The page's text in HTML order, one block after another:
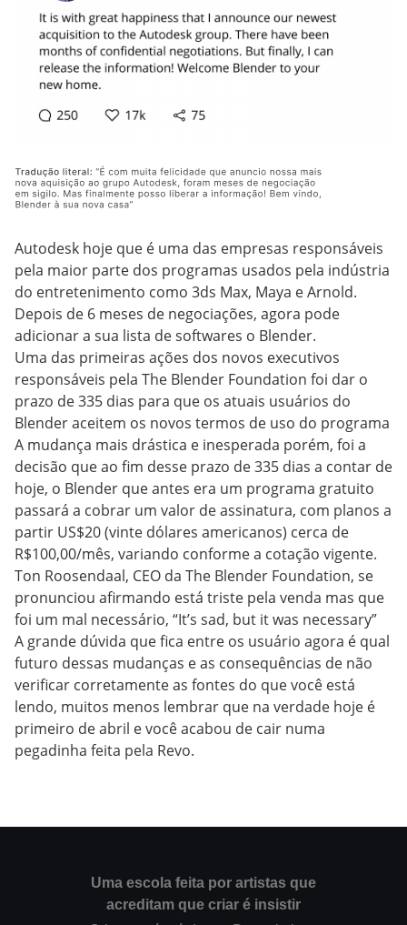
Autodesk hoje que é uma das empresas responsáveis
pela maior parte dos programas usados pela indústria
do entretenimento como 3ds Max, Maya e Arnold.
Depois de 6 meses de negociações, agora pode
adicionar a sua lista de softwares o Blender.
Uma das primeiras ações dos novos executivos
responsáveis pela The Blender Foundation foi dar o
prazo de 335 dias para que os atuais usuários do
Blender aceitem os novos termos de uso do programa
A mudança mais drástica e inesperada porém, foi a
decisão que ao fim desse prazo de 335 dias a contar de
hoje, o Blender que antes era um programa gratuito
passará a cobrar um valor de assinatura, com planos a
partir US$20 (vinte dólares americanos) cerca de
R$100,00/mês, variando conforme a cotação vigente.
Ton Roosendaal, CEO da The Blender Foundation, se
pronunciou afirmando está triste pela venda mas que
foi um mal necessário, “It’s sad, but it was necessary”
A grande dúvida que fica entre os usuário agora é qual
futuro dessas mudanças e as consequências de não
verificar corretamente as fontes do que você está
lendo, muitos menos lembrar que na verdade hoje é
primeiro de abril e você acabou de cair numa
pegadinha feita pela Revo.
Uma escola feita por artistas que
acreditam que criar é insistir